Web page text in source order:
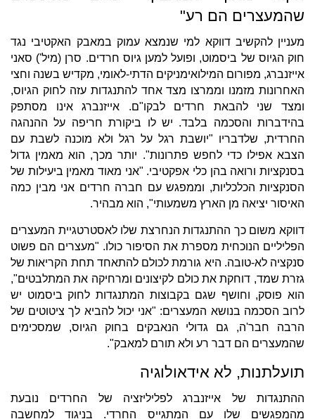
שהמעצרים הם רע"
מעניין להקשיב דווקא למי שנמצא עמוק במאבק האקטיבי נגד
חוק הגיוס של ביסמוט, ופועל למען גיוס חרדים. סרן (מיל') סאני
אייזנברג, מפורום המילואימניקים הדתי-לאומי, מקדיש בשנה וחצי
האחרונות מזמנו וממרצו מצד אחד להתנגדות עזה לחוק הגיוס,
ומצד שני להבאת חרדים לבקו"ם. אייזנברג אינו מסתפק
בהידברות והסכמה בלבד. יש לו ביקורת חריפה על ההנהגה
החרדית, שלדבריו "יושבת רגל על רגל ולא מוכנה לשבת עם
הצבא אפילו כדי לחפש פתרונות". יותר מכך, הוא מאמין גדול
בסנקציות ורואה בהן כלי אפקטיבי. "אני מאוד מאמין ביעילות של
הסנקציות הכלכליות, וממפגש עם חברה חרדים אני מבין כמה
האיסור יציאה מן הארץ משמעותי", הוא מבהיר.
דווקא משום כך ההתנגדות הנחרצת שלו לאסטרטגיית המעצרים
הפליליים הנוכחית מספרת את הסיפור כולו. "מעצרים הם פשוט
סנקציה לא-טובה. היא גורמת לכולם להתאחד תחת הקריאות של
גזרת שמד, דוחקת את כולם לקיצונים ומרחיקה את המתלבטים",
הוא פוסק, וחושף שגם בקבוצות המתנגדות לחוק ביסמוט יש
לרוב הסכמה בנושא המעצרים: "אני יכול להביא לך ציטוטים של
הרבה חבר'ה, גם גדולי הנאבקים בחוק הגיוס, שמסכימים
שהמעצרים הם דבר רע ולא תורם למאבק".
תועלתנות, לא אידאולוגיה
ההתנגדות של אייזנברג לפליליזציה של החרדים נובעת
מהמפגשים שלו עם המתגייס החרדי. בניגוד למחשבה